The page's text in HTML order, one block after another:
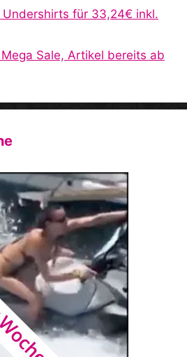
Undershirts für 33,24€ inkl.
Sale, Artikel bereits ab